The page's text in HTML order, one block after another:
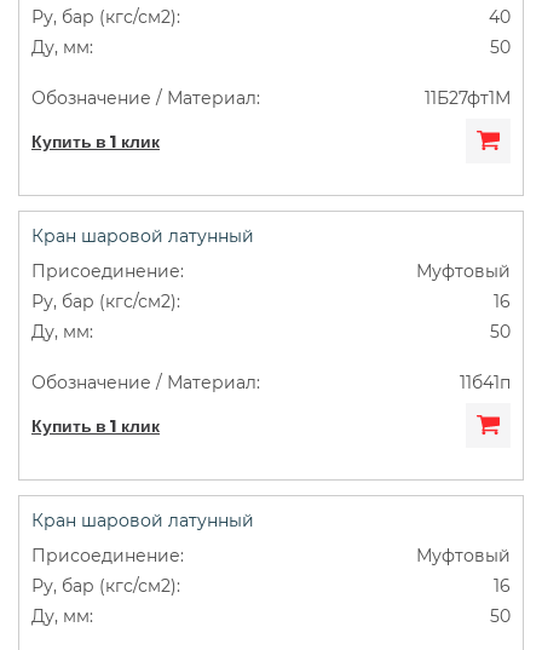
40
50
11Б27фт1М
Купить в 1 клик
Кран шаровой латунный
Муфтовый
16
50
11б41п
Купить в 1 клик
Кран шаровой латунный
Муфтовый
16
50